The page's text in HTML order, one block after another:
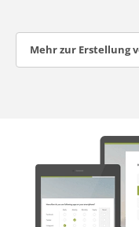
Mehr zur Erstellung